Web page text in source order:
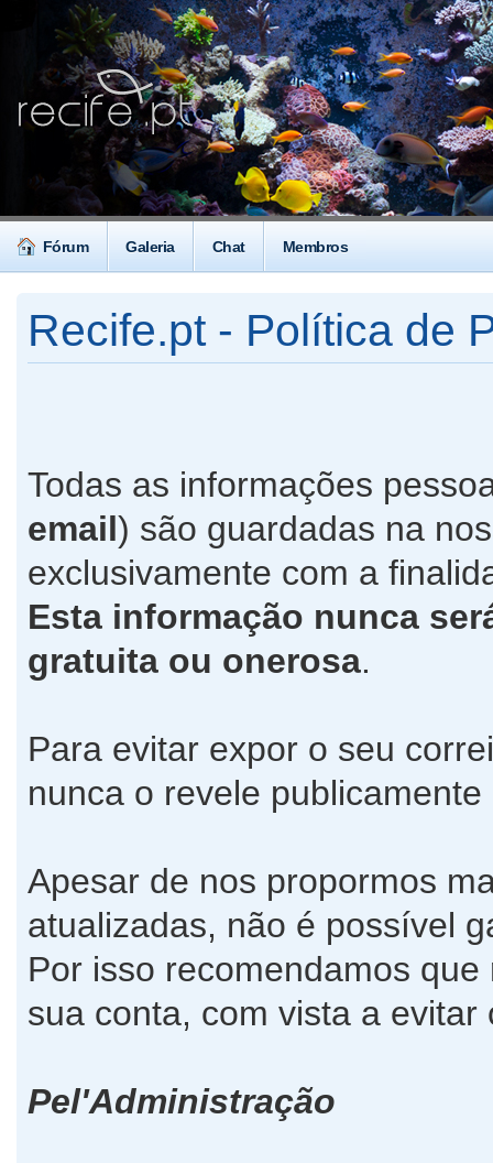
Fórum Galeria Chat Membros
Recife.pt - Política de
Todas as informações
email) são guardadas na
exclusivamente com a
Esta informação nunca
gratuita ou onerosa.
Para evitar expor o seu
nunca o revele
Apesar de nos propormos
atualizadas, não é possível
Por isso recomendamos que
sua conta, com vista a
Pel'Administração